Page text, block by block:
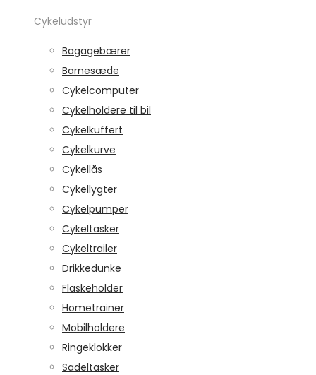
Cykeludstyr
Bagagebærer
Barnesæde
Cykelcomputer
Cykelholdere til bil
Cykelkuffert
Cykelkurve
Cykellås
Cykellygter
Cykelpumper
Cykeltasker
Cykeltrailer
Drikkedunke
Flaskeholder
Hometrainer
Mobilholdere
Ringeklokker
Sadeltasker